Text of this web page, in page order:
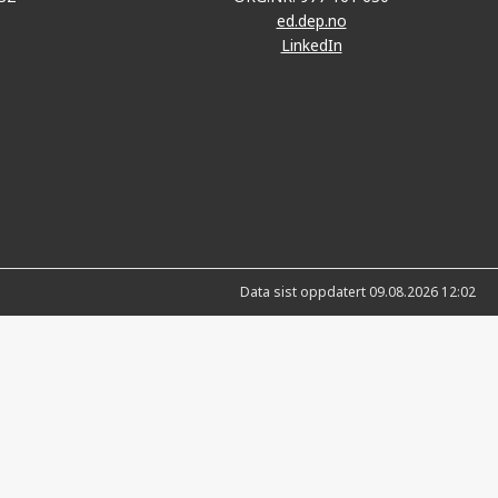
ed.dep.no
LinkedIn
Data sist oppdatert 09.08.2026 12:02